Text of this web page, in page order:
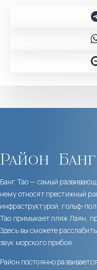
Район
Банг Тао — самый
нему относят престижный
инфраструктурой, гольф-
Тао примыкает пляж Лаян,
Здесь вы сможете
звук морского прибоя.
Район постоянно